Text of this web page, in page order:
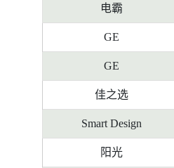
电霸
GE
GE
佳之选
Smart Design
阳光